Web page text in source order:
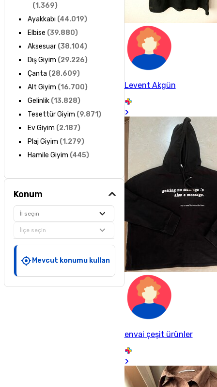
(1.369)
Ayakkabı (44.019)
Elbise (39.880)
Aksesuar(38.104)
Dış Giyim (29.226)
Çanta (28.609)
Alt Giyim (16.700)
Gelinlik(13.828)
Tesettür Giyim (9.871)
Ev Giyim (2.187)
Plaj Giyim (1.279)
Hamile Giyim (445)
Konum
İl seçin
İlçe seçin
Mevcut konumu kullan
Levent Akgün
envai çeşit ürünler